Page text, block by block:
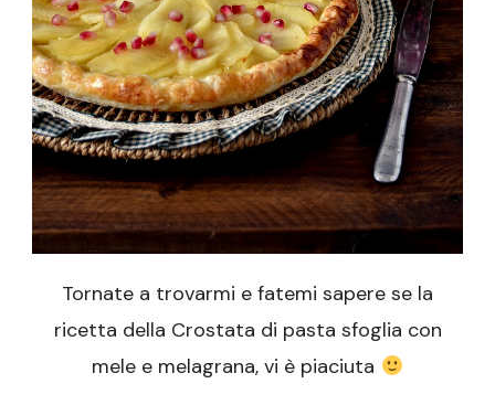
Tornate a trovarmi e fatemi sapere se la
ricetta della Crostata di pasta sfoglia con
mele e melagrana, vi è piaciuta